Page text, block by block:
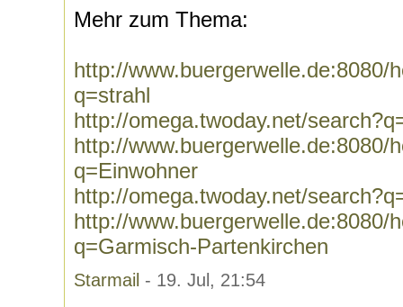
Mehr zum Thema:
http://www.buergerwelle.de:8080/
q=strahl
http://omega.twoday.net/
http://www.buergerwelle.de:8080/
q=Einwohner
http://omega.twoday.net/
http://www.buergerwelle.de:8080/
q=Garmisch-Partenkirchen
Starmail - 19. Jul, 21:54